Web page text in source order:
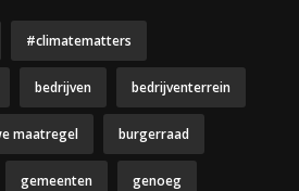
#climatematters
bedrijven bedrijventerrein
maatregel burgerraad
gemeenten genoeg